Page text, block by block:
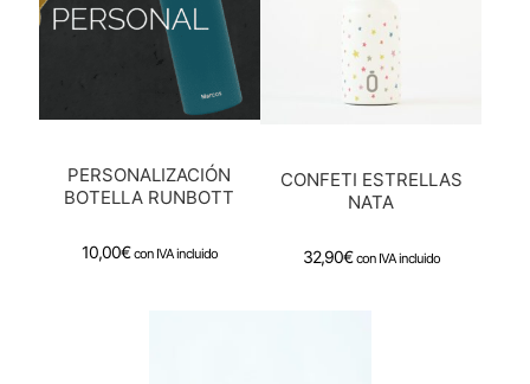
PERSONALIZACIÓN
BOTELLA RUNBOTT
10,00€ con IVA incluido
CONFETI ESTRELLAS
NATA
32,90€ con IVA incluido